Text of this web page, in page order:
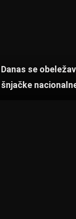
p
o
k
Danas se
šnjačke